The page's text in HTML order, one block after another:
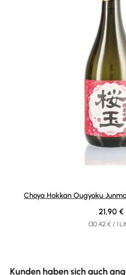
Choya Hokkan Ougyoku
(30,42 € / 1
21,90 €
Kunden haben sich auch